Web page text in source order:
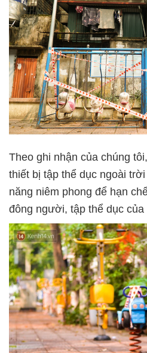
Theo ghi nhận của chúng
thiết bị tập thể dục ngoài
năng niêm phong để hạn
đông người, tập thể dục